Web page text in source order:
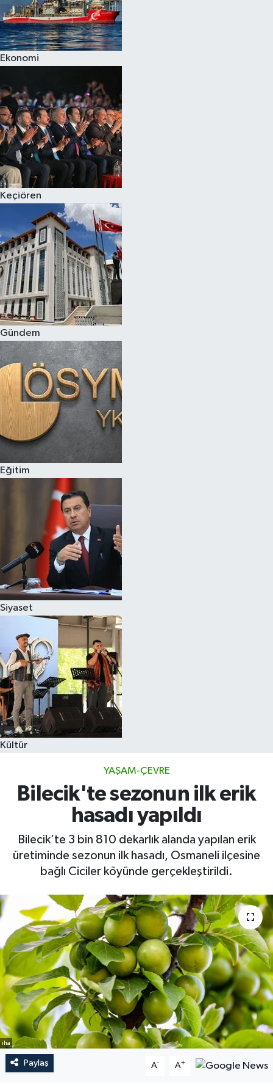
Ekonomi
Keçiören
Gündem
Eğitim
Siyaset
Kültür
YAŞAM-ÇEVRE
Bilecik'te sezonun ilk erik
hasadı yapıldı
Bilecik’te 3 bin 810 dekarlık alanda yapılan erik
üretiminde sezonun ilk hasadı, Osmaneli ilçesine
bağlı Ciciler köyünde gerçekleştirildi.
iha
Paylaş A- A+